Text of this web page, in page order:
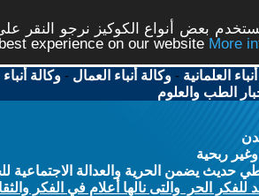
بعض أنواع الكوكيز نرجو النقر
experience on our website
العلمانية -وكالة أنباء العمال -وكالة
الطب والعلوم
ربحية
يضمن الحرية والعدالة الاجتماعية
الحر والتى نالها أعلام في الفكر